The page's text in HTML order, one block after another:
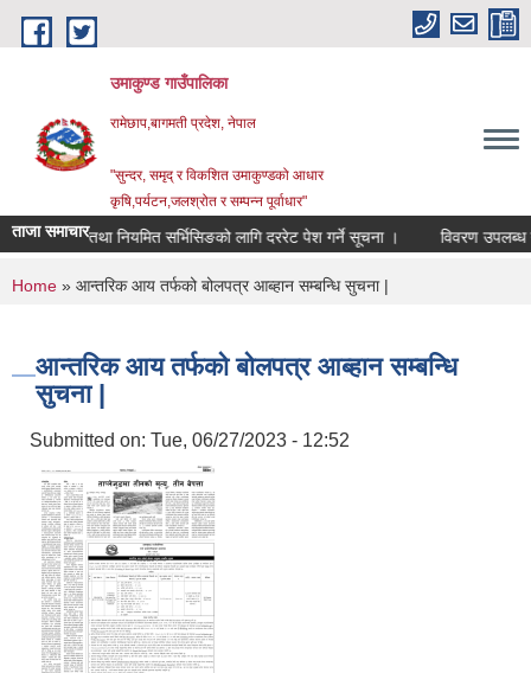
Skip to main content
उमाकुण्ड गाउँपालिका
रामेछाप,बागमती प्रदेश, नेपाल
"सुन्दर, समृद् र विकशित उमाकुण्डको आधार
कृषि,पर्यटन,जलश्रोत र सम्पन्न पूर्वाधार"
ताजा समाचार
मर्मत तथा नियमित सर्भिसिङको लागि दररेट पेश गर्ने सूचना । विवरण उपलब्ध
You are here
Home » आन्तरिक आय तर्फको बोलपत्र आब्हान सम्बन्धि सुचना |
आन्तरिक आय तर्फको बोलपत्र आब्हान सम्बन्धि
सुचना |
Submitted on: Tue, 06/27/2023 - 12:52